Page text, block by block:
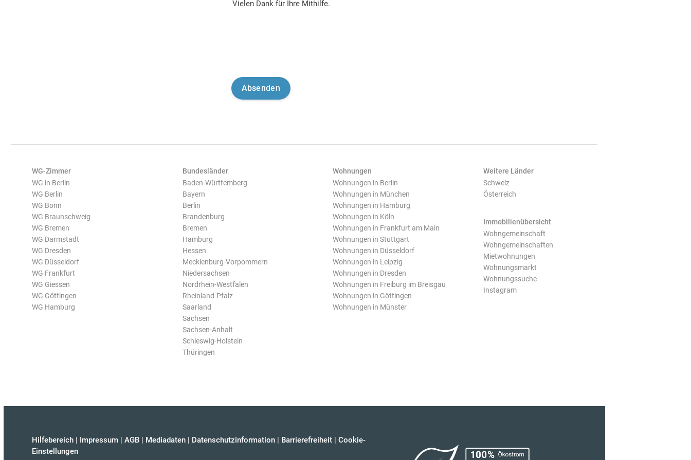
Vielen Dank für Ihre Mithilfe.
WG-Zimmer
WG in Berlin
WG Berlin
WG Bonn
WG Braunschweig
WG Bremen
WG Darmstadt
WG Dresden
WG Düsseldorf
WG Frankfurt
WG Giessen
WG Göttingen
WG Hamburg
Bundesländer
Baden-Württemberg
Bayern
Berlin
Brandenburg
Bremen
Hamburg
Hessen
Mecklenburg-Vorpommern
Niedersachsen
Nordrhein-Westfalen
Rheinland-Pfalz
Saarland
Sachsen
Sachsen-Anhalt
Schleswig-Holstein
Thüringen
Wohnungen
Wohnungen in Berlin
Wohnungen in München
Wohnungen in Hamburg
Wohnungen in Köln
Wohnungen in Frankfurt am Main
Wohnungen in Stuttgart
Wohnungen in Düsseldorf
Wohnungen in Leipzig
Wohnungen in Dresden
Wohnungen in Freiburg im Breisgau
Wohnungen in Göttingen
Wohnungen in Münster
Weitere Länder
Schweiz
Österreich
Immobilienübersicht
Wohngemeinschaft
Wohngemeinschaften
Mietwohnungen
Wohnungsmarkt
Wohnungssuche
Instagram
Hilfebereich | Impressum | AGB | Mediadaten | Datenschutzinformation | Barrierefreiheit | Cookie-
Einstellungen